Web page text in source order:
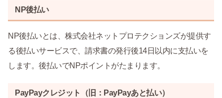
NP後払い
NP後払いとは、株式会社ネットプロテクションズが提供す
る後払いサービスで、請求書の発行後14日以内に支払いを
します。後払いでNPポイントがたまります。
PayPayクレジット（旧：PayPayあと払い）